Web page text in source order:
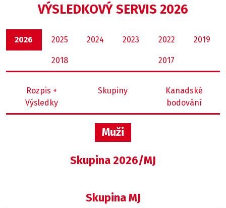
VÝSLEDKOVÝ SERVIS 2026
2026 2025 2024 2023 2022 2019
2018 2017
Rozpis +
Výsledky
Skupiny
Kanadské
bodování
Muži
Skupina 2026/MJ
Skupina MJ